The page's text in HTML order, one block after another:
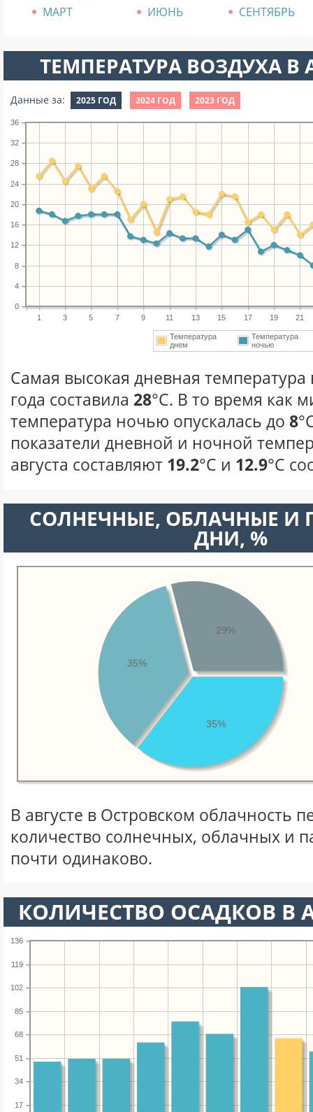
МАРТ
ИЮНЬ СЕНТЯБРЬ
ТЕМПЕРАТУРА ВОЗДУХА В
Данные за: 2025 ГОД 2024 ГОД 2023 ГОД
1 3 5 7 9 11 13 15 17 19 21
0
4
8
12
16
20
24
28
32
36
Температура
днем
Температура
ночью
Самая высокая дневная температура
года составила 28°С. В то время как
температура ночью опускалась до 8
показатели дневной и ночной
августа составляют 19.2°С и 12.9°С
CОЛНЕЧНЫЕ, ОБЛАЧНЫЕ И
ДНИ, %
35%
35%
29%
В августе в Островском облачность
количество солнечных, облачных и
почти одинаково.
КОЛИЧЕСТВО ОСАДКОВ В
17
34
51
68
85
102
119
136